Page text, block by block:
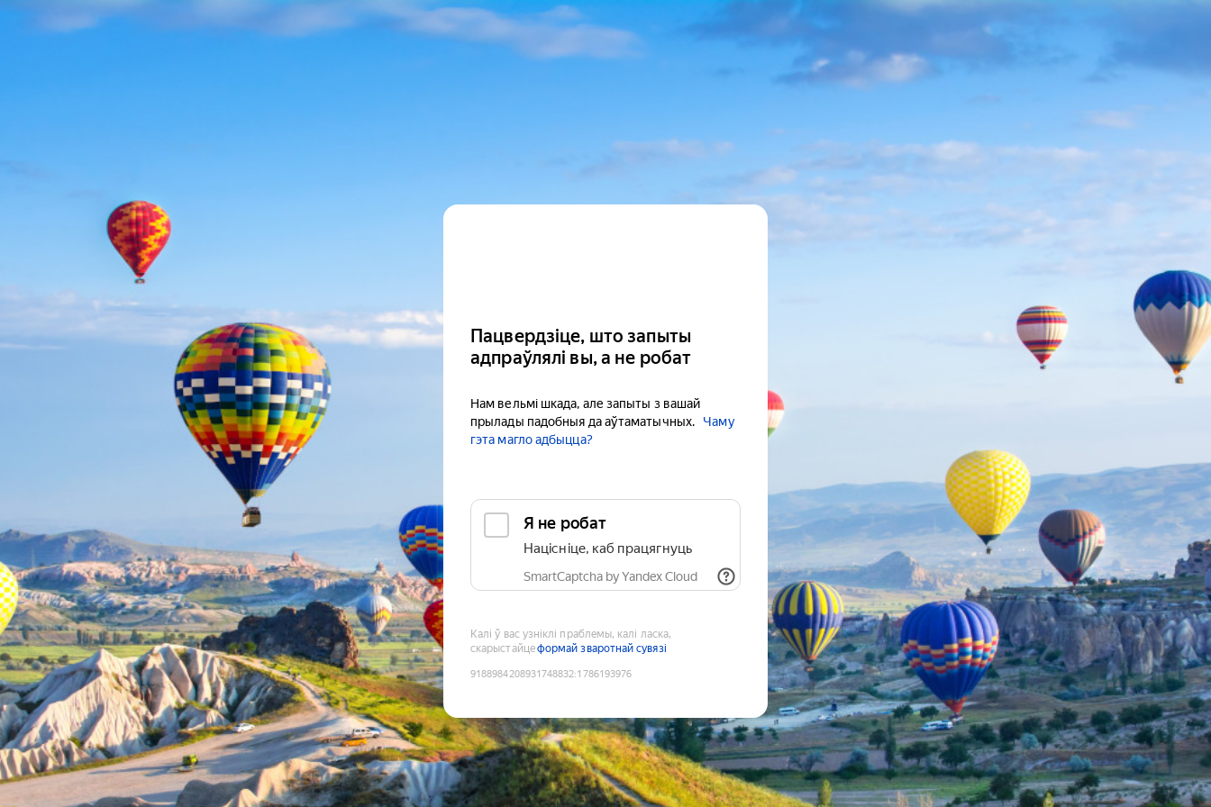
Пацвердзіце, што запыты
адпраўлялі вы, а не робат
Нам вельмі шкада, але запыты з вашай
прылады падобныя да аўтаматычных.
Чаму
гэта магло адбыцца?
Я не робат
Націсніце, каб працягнуць
SmartCaptcha by Yandex Cloud
Калі ў вас узніклі праблемы, калі ласка,
скарыстайцеформай зваротнай сувязі
9188984208931748832:1786193976